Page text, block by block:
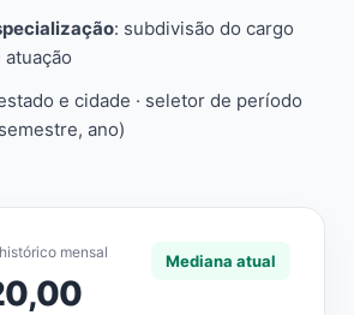
: subdivisão do cargo
e cidade · seletor de período
ano)
mensal Mediana atual